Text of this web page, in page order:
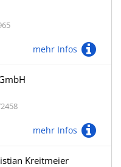
mehr Infos
mehr Infos
Kreitmeier